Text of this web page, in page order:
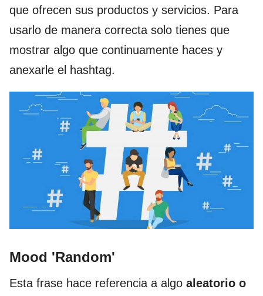
que ofrecen sus productos y servicios. Para
usarlo de manera correcta solo tienes que
mostrar algo que continuamente haces y
anexarle el hashtag.
Mood 'Random'
Esta frase hace referencia a algo aleatorio o